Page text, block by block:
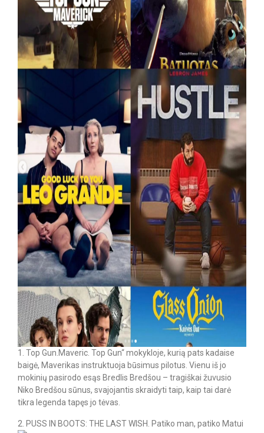
1. Top Gun.Maveric. Top Gun“ mokykloje, kurią pats kadaise
baigė, Maverikas instruktuoja būsimus pilotus. Vienu iš jo
mokinių pasirodo esąs Bredlis Bredšou – tragiškai žuvusio
Niko Bredšou sūnus, svajojantis skraidyti taip, kaip tai darė
tikra legenda tapęs jo tėvas.
2. PUSS IN BOOTS: THE LAST WISH. Patiko man, patiko Matui